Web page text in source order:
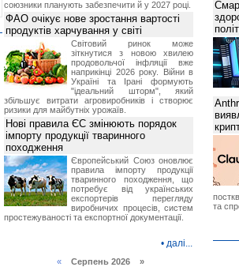
союзники планують забезпечити й у 2027 році.
ФАО очікує нове зростання вартості
продуктів харчування у світі
Світовий ринок може
зіткнутися з новою хвилею
продовольчої інфляції вже
наприкінці 2026 року. Війни в
Україні та Ірані формують
"ідеальний шторм", який
збільшує витрати агровиробників і створює
ризики для майбутніх урожаїв.
Нові правила ЄС змінюють порядок
імпорту продукції тваринного
походження
Європейський Союз оновлює
правила імпорту продукції
тваринного походження, що
потребує від українських
експортерів перегляду
виробничих процесів, систем
простежуваності та експортної документації.
• далі...
«Серпень 2026 »
та